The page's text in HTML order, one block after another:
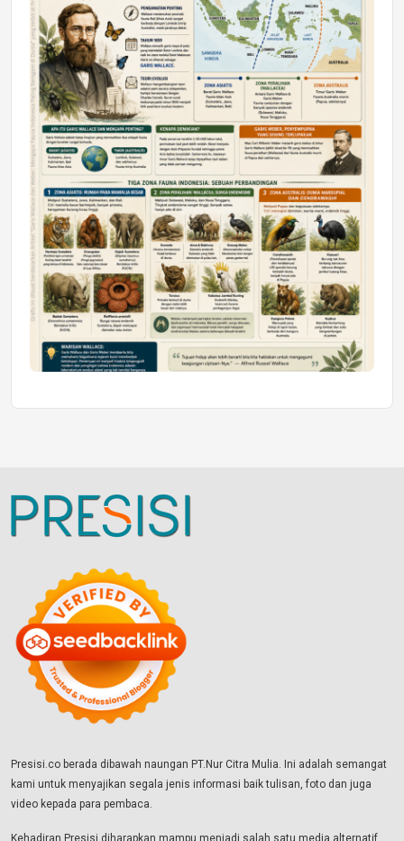
Astra Motor Kalimantan Timur 2 Dukung
Mahasiswa Samarinda dalam Astra
Honda SDGs Future Leaders 2026
Jumat, 10 Jul 2026 19:01
Presisi.co berada dibawah naungan PT.Nur Citra Mulia. Ini adalah semangat
kami untuk menyajikan segala jenis informasi baik tulisan, foto dan juga
video kepada para pembaca.